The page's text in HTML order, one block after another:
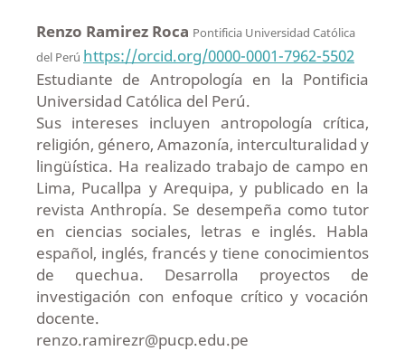
Renzo Ramirez Roca Pontificia Universidad Católica
del Perú https://orcid.org/0000-0001-7962-5502
Estudiante de Antropología en la Pontificia
Universidad Católica del Perú.
Sus intereses incluyen antropología crítica,
religión, género, Amazonía, interculturalidad y
lingüística. Ha realizado trabajo de campo en
Lima, Pucallpa y Arequipa, y publicado en la
revista Anthropía. Se desempeña como tutor
en ciencias sociales, letras e inglés. Habla
español, inglés, francés y tiene conocimientos
de quechua. Desarrolla proyectos de
investigación con enfoque crítico y vocación
docente.
renzo.ramirezr@pucp.edu.pe